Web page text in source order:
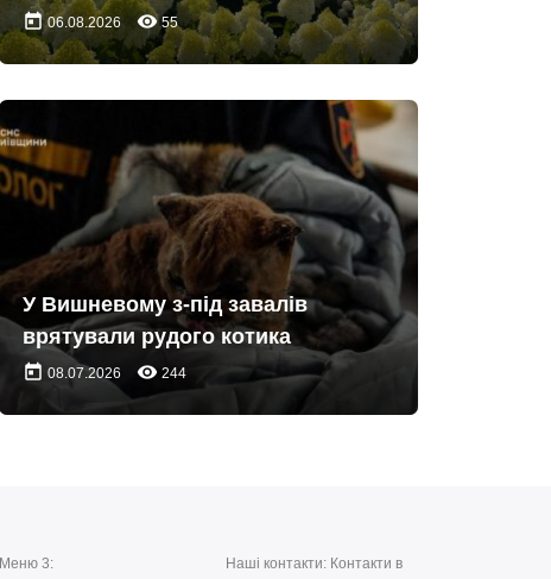
today06.08.2026 remove_red_eye55
У Вишневому з-під завалів
врятували рудого котика
today 08.07.2026 remove_red_eye 244
Меню 3:
Наші контакти: Контакти в